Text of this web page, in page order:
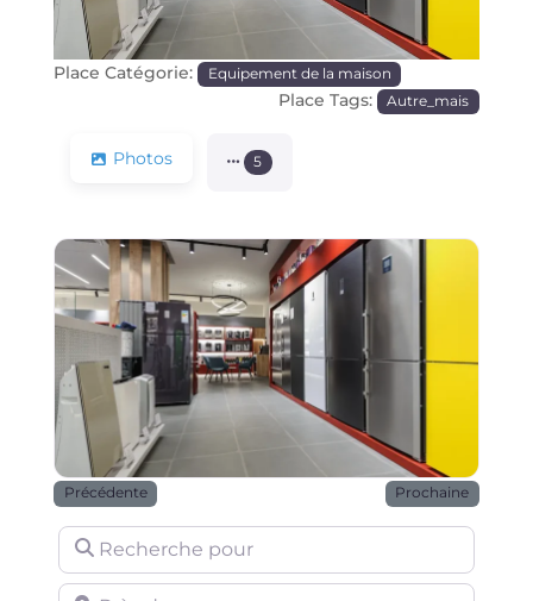
Place Catégorie: Equipement de la maison
Place Tags: Autre_mais
Photos 5
Précédente Prochaine
Recherche pour
Près de